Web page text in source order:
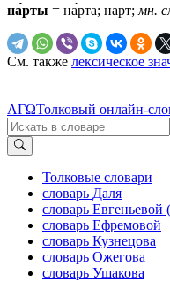
на́рты = на́рта; нарт; мн.
См. также лексическое
ΛΓΩТолковый онлайн-
Толковые словари
словарь Даля
словарь
словарь Ефремовой
словарь Кузнецова
словарь Ожегова
словарь Ушакова